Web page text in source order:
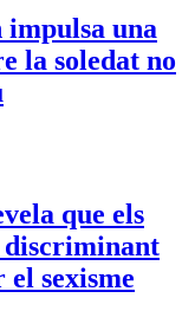
una
la soledat no
que els
discriminant
sexisme